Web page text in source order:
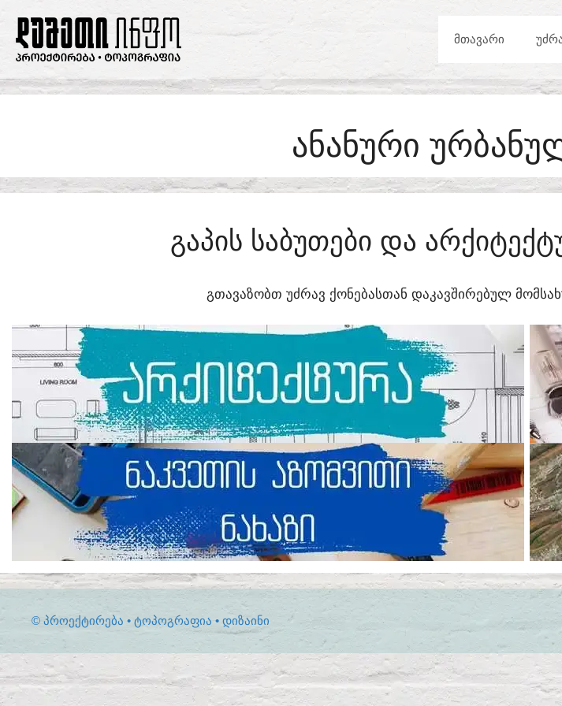
CONTENT
ᲛᲗᲐᲕᲐᲠᲘ
ᲐᲜᲐᲜᲣᲠᲘ
ᲒᲐᲞᲘᲡ ᲡᲐᲑᲣᲗᲔᲑᲘ ᲓᲐ
ᲒᲗᲐᲕᲐᲖᲝᲑᲗ ᲣᲫᲠᲐᲕ ᲥᲝᲜᲔᲑᲐᲡᲗᲐᲜ ᲓᲐᲙᲐᲕᲨᲘᲠᲔᲑᲣᲚ
© ᲞᲠᲝᲔᲥᲢᲘᲠᲔᲑᲐ • ᲢᲝᲞᲝᲒᲠᲐᲤᲘᲐ • ᲓᲘᲖᲐᲘᲜᲘ